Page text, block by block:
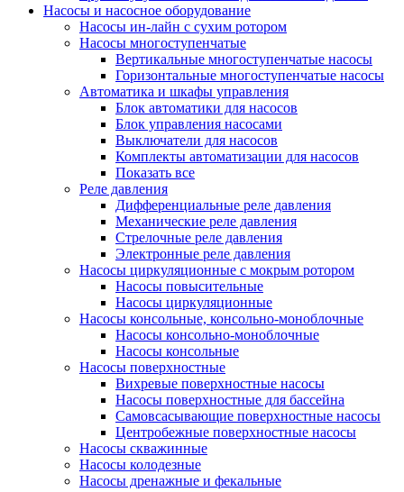
Насосы и насосное оборудование
Насосы ин-лайн с сухим ротором
Насосы многоступенчатые
Вертикальные многоступенчатые насосы
Горизонтальные многоступенчатые насосы
Автоматика и шкафы управления
Блок автоматики для насосов
Блок управления насосами
Выключатели для насосов
Комплекты автоматизации для насосов
Показать все
Реле давления
Дифференциальные реле давления
Механические реле давления
Стрелочные реле давления
Электронные реле давления
Насосы циркуляционные с мокрым ротором
Насосы повысительные
Насосы циркуляционные
Насосы консольные, консольно-моноблочные
Насосы консольно-моноблочные
Насосы консольные
Насосы поверхностные
Вихревые поверхностные насосы
Насосы поверхностные для бассейна
Самовсасывающие поверхностные насосы
Центробежные поверхностные насосы
Насосы скважинные
Насосы колодезные
Насосы дренажные и фекальные